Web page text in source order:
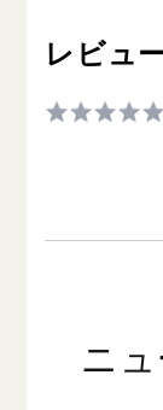
レビュ
ニ